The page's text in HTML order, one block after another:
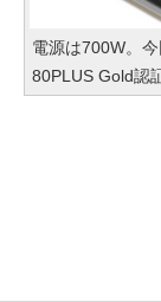
電源は700W。
80PLUS Gold認